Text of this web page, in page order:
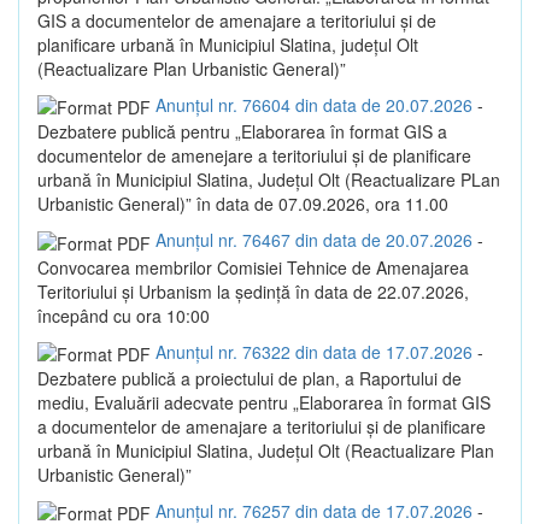
GIS a documentelor de amenajare a teritoriului și de
planificare urbană în Municipiul Slatina, județul Olt
(Reactualizare Plan Urbanistic General)”
Anunțul nr. 76604 din data de 20.07.2026 -
Dezbatere publică pentru „Elaborarea în format GIS a
documentelor de amenejare a teritoriului și de planificare
urbană în Municipiul Slatina, Județul Olt (Reactualizare PLan
Urbanistic General)” în data de 07.09.2026, ora 11.00
Anunțul nr. 76467 din data de 20.07.2026 -
Convocarea membrilor Comisiei Tehnice de Amenajarea
Teritoriului și Urbanism la ședință în data de 22.07.2026,
începând cu ora 10:00
Anunțul nr. 76322 din data de 17.07.2026 -
Dezbatere publică a proiectului de plan, a Raportului de
mediu, Evaluării adecvate pentru „Elaborarea în format GIS
a documentelor de amenajare a teritoriului și de planificare
urbană în Municipiul Slatina, Județul Olt (Reactualizare Plan
Urbanistic General)”
Anunțul nr. 76257 din data de 17.07.2026 -